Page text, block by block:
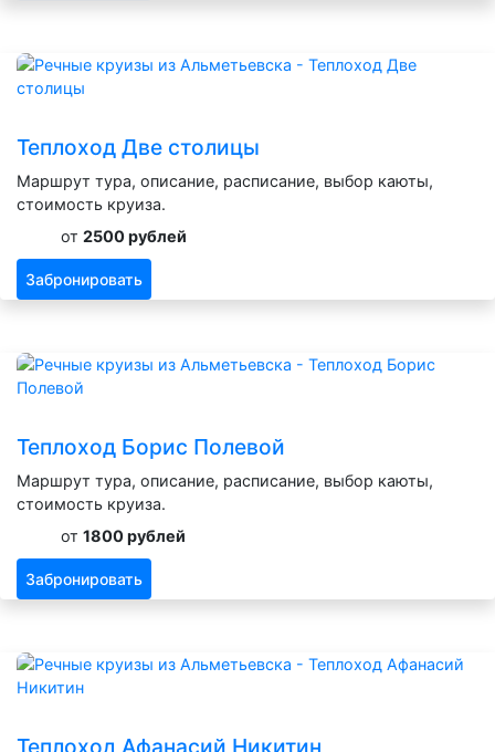
Теплоход Две столицы
Маршрут тура, описание, расписание, выбор каюты,
стоимость круиза.
от 2500 рублей
Забронировать
Теплоход Борис Полевой
Маршрут тура, описание, расписание, выбор каюты,
стоимость круиза.
от 1800 рублей
Забронировать
Теплоход Афанасий Никитин